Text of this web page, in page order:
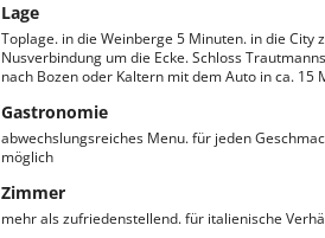
Lage
Toplage. in die Weinberge 5 Minuten. in die City
Nusverbindung um die Ecke. Schloss
nach Bozen oder Kaltern mit dem Auto in ca. 15
Gastronomie
abwechslungsreiches Menu. für jeden
möglich
Zimmer
mehr als zufriedenstellend. für italienische